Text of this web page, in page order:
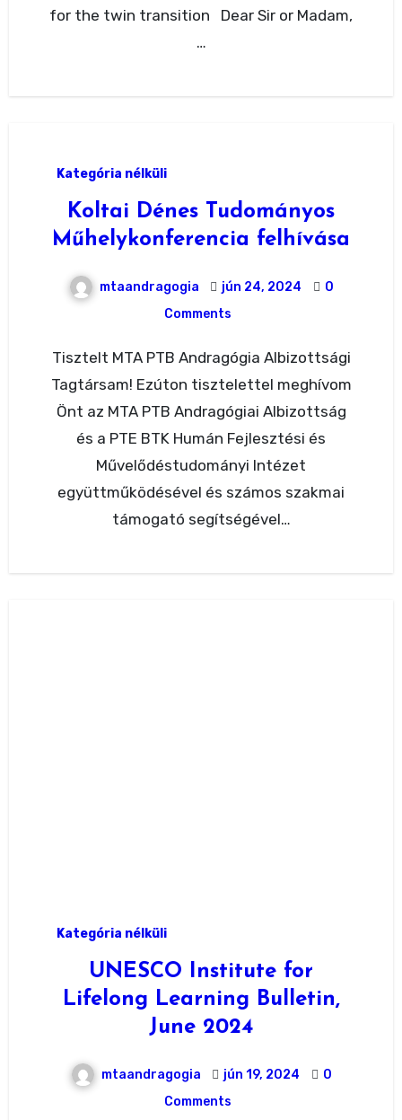
for the twin transition Dear Sir or Madam,
…
Kategória nélküli
Koltai Dénes Tudományos
Műhelykonferencia felhívása
mtaandragogia jún 24, 2024
0
Comments
Tisztelt MTA PTB Andragógia Albizottsági
Tagtársam! Ezúton tisztelettel meghívom
Önt az MTA PTB Andragógiai Albizottság
és a PTE BTK Humán Fejlesztési és
Művelődéstudományi Intézet
együttműködésével és számos szakmai
támogató segítségével…
Kategória nélküli
UNESCO Institute for
Lifelong Learning Bulletin,
June 2024
mtaandragogia jún 19, 2024
0
Comments